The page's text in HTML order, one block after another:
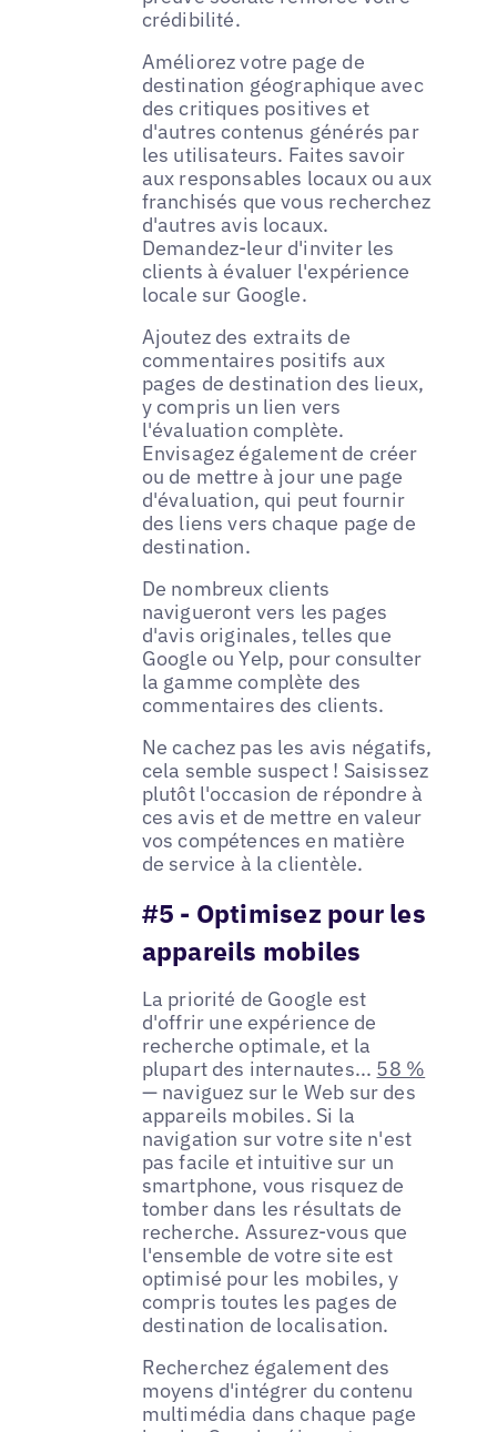
crédibilité.
Améliorez votre page de
destination géographique avec
des critiques positives et
d'autres contenus générés par
les utilisateurs. Faites savoir
aux responsables locaux ou aux
franchisés que vous recherchez
d'autres avis locaux.
Demandez-leur d'inviter les
clients à évaluer l'expérience
locale sur Google.
Ajoutez des extraits de
commentaires positifs aux
pages de destination des lieux,
y compris un lien vers
l'évaluation complète.
Envisagez également de créer
ou de mettre à jour une page
d'évaluation, qui peut fournir
des liens vers chaque page de
destination.
De nombreux clients
navigueront vers les pages
d'avis originales, telles que
Google ou Yelp, pour consulter
la gamme complète des
commentaires des clients.
Ne cachez pas les avis négatifs,
cela semble suspect ! Saisissez
plutôt l'occasion de répondre à
ces avis et de mettre en valeur
vos compétences en matière
de service à la clientèle.
#5 - Optimisez pour les
appareils mobiles
La priorité de Google est
d'offrir une expérience de
recherche optimale, et la
plupart des internautes... 58 %
— naviguez sur le Web sur des
appareils mobiles. Si la
navigation sur votre site n'est
pas facile et intuitive sur un
smartphone, vous risquez de
tomber dans les résultats de
recherche. Assurez-vous que
l'ensemble de votre site est
optimisé pour les mobiles, y
compris toutes les pages de
destination de localisation.
Recherchez également des
moyens d'intégrer du contenu
multimédia dans chaque page